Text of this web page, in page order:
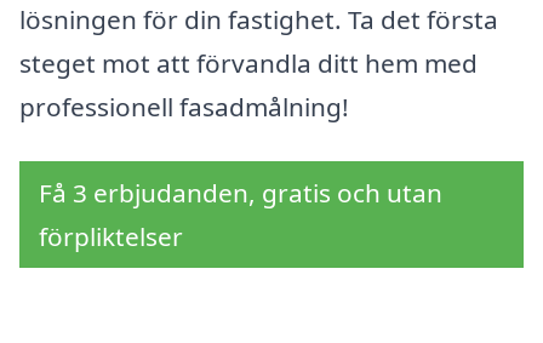
lösningen för din fastighet. Ta det första
steget mot att förvandla ditt hem med
professionell fasadmålning!
Få 3 erbjudanden, gratis och utan
förpliktelser